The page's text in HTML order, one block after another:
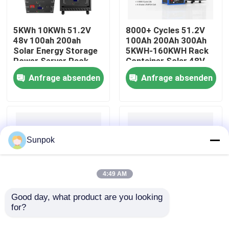
Über uns
Werksbesichtigung
Qualitätskontrolle
Kontakt mit uns
Neuigkeiten
5KWh 10KWh 51.2V
48v 100ah 200ah
Solar Energy Storage
Power Server Rack
LiFePO4 Battery Pack
for Home Energy
Storage
Anfrage absenden
8000+ Cycles 51.2V
100Ah 200Ah 300Ah
5KWH-160KWH Rack
Container Solar 48V
LiFePO4 Energy
Storage Battery
Anfrage absenden
51.2V Rackmodul
Sunpok
4:49 AM
Good day, what product are you looking
for?